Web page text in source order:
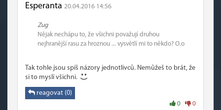
Esperanta 20.04.2016 14:56
Zug
Nějak nechápu to, že všichni považují druhou
nejhranější rasu za hroznou ... vysvětlí mi to někdo? O.o
Tak tohle jsou spíš názory jednotlivců. Nemůžeš to brát, že
si to myslí všichni.
reagovat (0)
0 0